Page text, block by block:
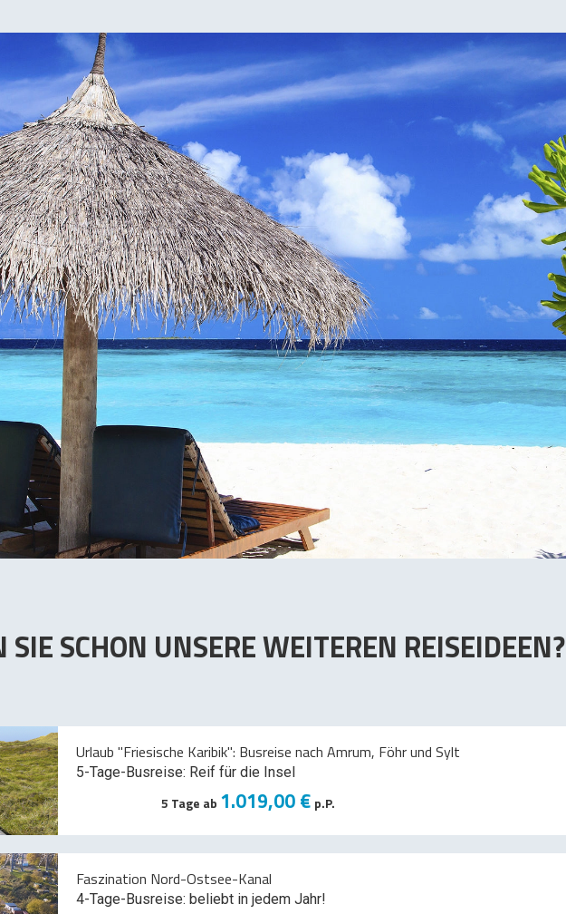
SIE SCHON UNSERE WEITEREN REISEIDEEN?
Urlaub "Friesische Karibik": Busreise nach Amrum, Föhr und Sylt
5-Tage-Busreise: Reif für die Insel
5 Tage ab 1.019,00 € p.P.
Faszination Nord-Ostsee-Kanal
4-Tage-Busreise: beliebt in jedem Jahr!